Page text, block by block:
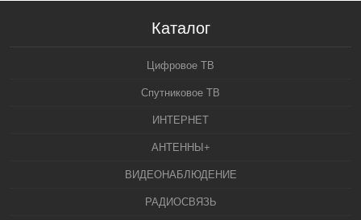
Каталог
Цифровое ТВ
Спутниковое ТВ
ИНТЕРНЕТ
АНТЕННЫ+
ВИДЕОНАБЛЮДЕНИЕ
РАДИОСВЯЗЬ